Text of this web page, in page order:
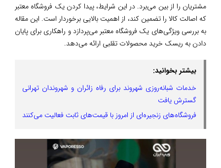
مشتریان را از بین می‌برد. در این شرایط، پیدا کردن یک فروشگاه معتبر
که اصالت کالا را تضمین کند، از اهمیت بالایی برخوردار است. این مقاله
به بررسی ویژگی‌های یک فروشگاه معتبر می‌پردازد و راهکاری برای پایان
دادن به ریسک خرید محصولات تقلبی ارائه می‌دهد.
بیشتر بخوانید:
خدمات شبانه‌روزی شهروند برای رفاه زائران و شهروندان تهرانی
گسترش یافت
فروشگاه‌های زنجیره‌ای از امروز با قیمت‌های ثابت فعالیت می‌کنند